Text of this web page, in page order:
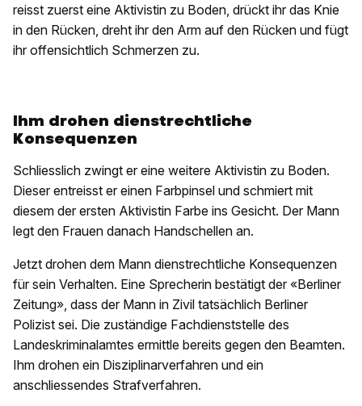
reisst zuerst eine Aktivistin zu Boden, drückt ihr das Knie
in den Rücken, dreht ihr den Arm auf den Rücken und fügt
ihr offensichtlich Schmerzen zu.
Ihm drohen dienstrechtliche
Konsequenzen
Schliesslich zwingt er eine weitere Aktivistin zu Boden.
Dieser entreisst er einen Farbpinsel und schmiert mit
diesem der ersten Aktivistin Farbe ins Gesicht. Der Mann
legt den Frauen danach Handschellen an.
Jetzt drohen dem Mann dienstrechtliche Konsequenzen
für sein Verhalten. Eine Sprecherin bestätigt der «Berliner
Zeitung», dass der Mann in Zivil tatsächlich Berliner
Polizist sei. Die zuständige Fachdienststelle des
Landeskriminalamtes ermittle bereits gegen den Beamten.
Ihm drohen ein Disziplinarverfahren und ein
anschliessendes Strafverfahren.